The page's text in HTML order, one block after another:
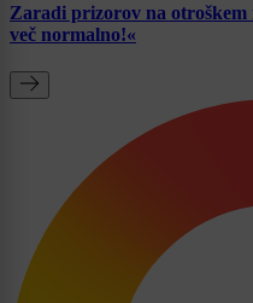
Zaradi prizorov na otroškem
več normalno!«